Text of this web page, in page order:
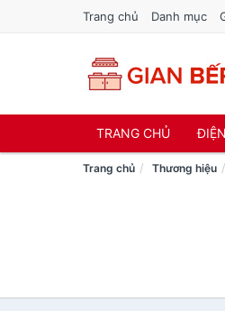
Trang chủ Danh mục
TRANG CHỦ
Trang chủ Thương hiệu